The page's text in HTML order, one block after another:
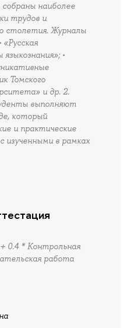
наиболее
трудов и
столетия. Журналы
«Русская
•
Томского
и др. 2.
выполняют
который
и практические
изученными в рамках
0.4 * Контрольная
работа